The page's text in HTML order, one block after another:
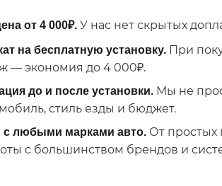
от 4 000₽. У нас нет скрытых
на бесплатную установку. При
— экономия до 4 000₽.
до и после установки. Мы не
стиль езды и бюджет.
с любыми марками авто. От простых
с большинством брендов и